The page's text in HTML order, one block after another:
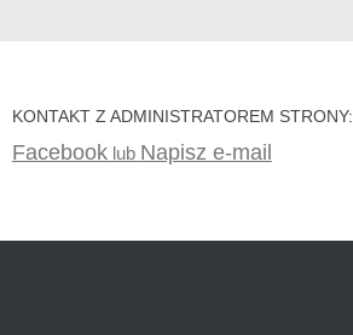
KONTAKT Z ADMINISTRATOREM STRONY:
Facebooklub Napisz e-mail